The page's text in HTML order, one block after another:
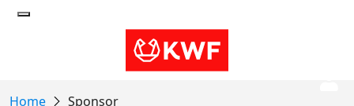
Sponsor